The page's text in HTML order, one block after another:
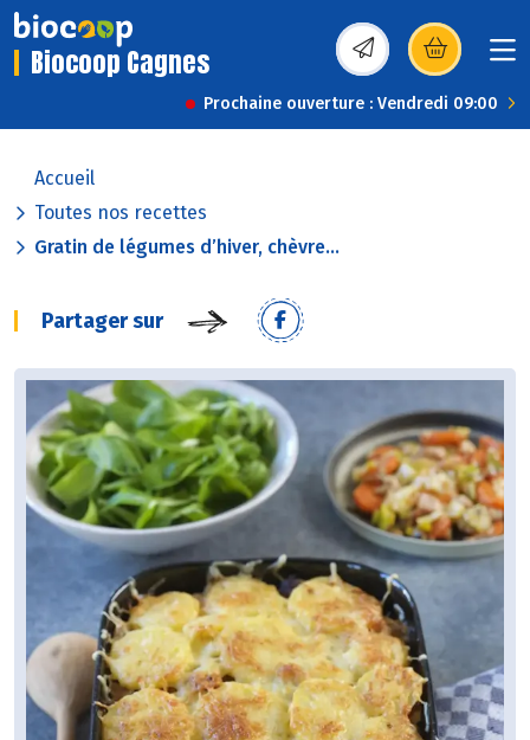
Biocoop Cagnes (s’ouvre dans une
Prochaine ouverture : Vendredi 09:00
Accueil
Toutes nos recettes
Gratin de légumes d’hiver, chèvre...
Partager sur